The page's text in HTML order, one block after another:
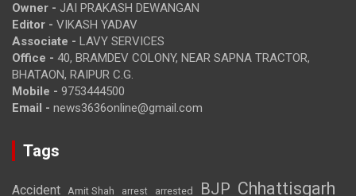
Owner - JAI PRAKASH DEWANGAN
Editor - VIKASH YADAV
Associate - LAVY SERVICES
Office - 40, BRAMDEV COLONY, NEAR SAPNA TRACTOR,
BHATAON, RAIPUR C.G.
Mobile - 9753444500
Email - news3636online@gmail.com
Tags
Accident Amit Shah arrest arrested BJP Chhattisgarh